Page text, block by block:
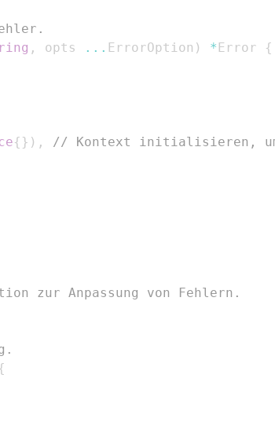
, opts ... ErrorOption ) * Error
{
{ } ) ,
// Kontext initialisieren, um
zur Anpassung von Fehlern.
{